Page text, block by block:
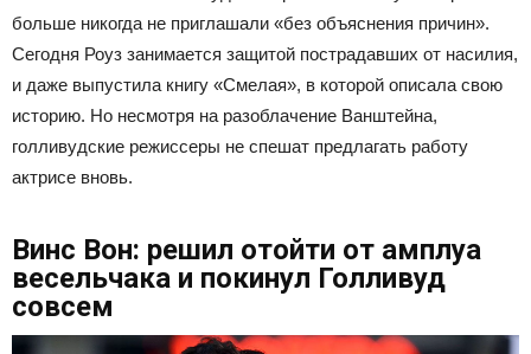
больше никогда не приглашали «без объяснения причин».
Сегодня Роуз занимается защитой пострадавших от насилия,
и даже выпустила книгу «Смелая», в которой описала свою
историю. Но несмотря на разоблачение Ванштейна,
голливудские режиссеры не спешат предлагать работу
актрисе вновь.
Винс Вон: решил отойти от амплуа
весельчака и покинул Голливуд
совсем